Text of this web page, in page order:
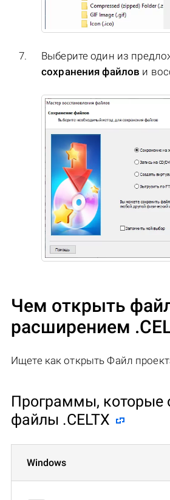
Выберите один из
сохранения файлов и
Чем открыть
расширением
Ищете как открыть Файл
Программы, которые
файлы .CELTX
Windows